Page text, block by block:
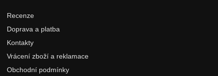
Recenze
Doprava a platba
Kontakty
Vrácení zboží a reklamace
Obchodní podmínky